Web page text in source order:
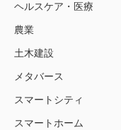
ヘルスケア・医療
農業
土木建設
メタバース
スマートシティ
スマートホーム